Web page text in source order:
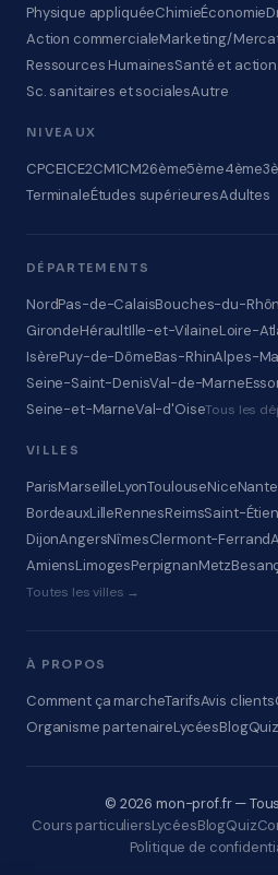
Physique appliquéeChimieÉconomie
Action commercialeMarketing/
Ressources HumainesSanté et
Sc. sanitaires et socialesAutre
NIVEAUX
CPCE1CE2CM1CM26ème5ème4ème
TerminaleÉtudes supérieuresAdultes
DÉPARTEMENTS
NordPas-de-CalaisBouches-du-
GirondeHéraultIlle-et-VilaineLoire-
IsèrePuy-de-DômeBas-RhinAlpes-
Seine-Saint-DenisVal-de-Marne
Seine-et-MarneVal-d'OiseTous les
VILLES
ParisMarseilleLyonToulouseNice
BordeauxLilleRennesReimsSaint-
DijonAngersNîmesClermont-Ferrand
AmiensLimogesPerpignanMetz
Toutes les villes →
À PROPOS
Comment ça marcheTarifsAvis clients
Organisme partenaireLycéesBlogQuiz
© 2026 mon-prof.fr —
Cours particuliersLycéesBlogQuiz
Politique de